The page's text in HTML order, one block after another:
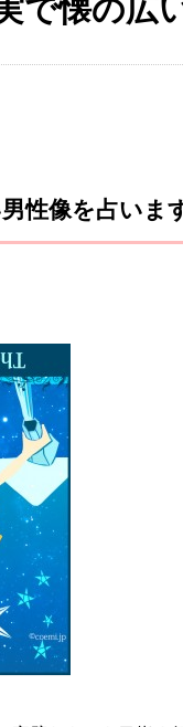
懐の広
性像を占いま